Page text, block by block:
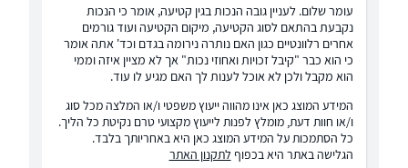
עומר שלום. לעניין גובה הנכות בגין קטיעה, אומר כי הנכות
נקבעת בהתאם לסוג הקטיעה, מיקום הקטיעה ועוד גורמים
אחרים רלוונטיים כגון האם נותרה נירומה בגדם וכד' אתה אומר
כי הוא כבר "קיבל זכויות ואחוזי נכות" אך לא מציין איזה וממי
הוא מקבל ולכן לא אוכל לענות לך האם מגיע לו עוד.
המידע המוצג כאן אינו מהווה ייעוץ משפטי ו/או המלצה מכל סוג
ו/או חוות דעת, מומלץ לפנות לייעוץ מקצועי טרם נקיטת כל הליך.
כל הסתמכות על המידע המוצג כאן היא באחריותך בלבד.
הגלישה באתר היא בכפוף לתקנון האתר